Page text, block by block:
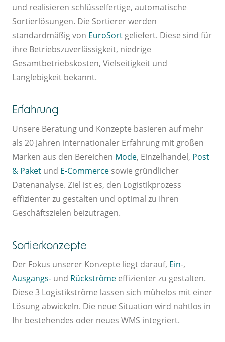
und realisieren schlüsselfertige, automatische
Sortierlösungen. Die Sortierer werden
standardmäßig von EuroSort geliefert. Diese sind für
ihre Betriebszuverlässigkeit, niedrige
Gesamtbetriebskosten, Vielseitigkeit und
Langlebigkeit bekannt.
Erfahrung
Unsere Beratung und Konzepte basieren auf mehr
als 20 Jahren internationaler Erfahrung mit großen
Marken aus den Bereichen Mode, Einzelhandel, Post
& Paket und E-Commerce sowie gründlicher
Datenanalyse. Ziel ist es, den Logistikprozess
effizienter zu gestalten und optimal zu Ihren
Geschäftszielen beizutragen.
Sortierkonzepte
Der Fokus unserer Konzepte liegt darauf, Ein-,
Ausgangs- und Rückströme effizienter zu gestalten.
Diese 3 Logistikströme lassen sich mühelos mit einer
Lösung abwickeln. Die neue Situation wird nahtlos in
Ihr bestehendes oder neues WMS integriert.